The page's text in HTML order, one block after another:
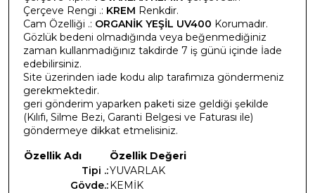
Çerçeve Rengi .: KREM Renkdir.
Cam Özelliği .: ORGANİK YEŞİL UV400 Korumadır.
Gözlük bedeni olmadığında veya beğenmediğiniz
zaman kullanmadığınız takdirde 7 iş günü içinde İade
edebilirsiniz.
Site üzerinden iade kodu alıp tarafımıza göndermeniz
gerekmektedir.
geri gönderim yaparken paketi size geldiği şekilde
(Kılıfı, Silme Bezi, Garanti Belgesi ve Faturası ile)
göndermeye dikkat etmelisiniz.
Özellik Adı
Özellik Değeri
Tipi .:YUVARLAK
Gövde.:KEMİK